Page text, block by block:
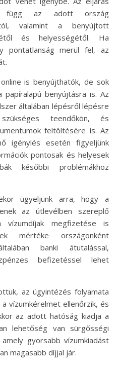
függ az adott ország
valamint a benyújtott
és helyességétől. Ha
pontatlanság merül fel, az
is benyújthatók, de sok
benyújtásra is. Az
általában lépésről lépésre
teendőkön, és
feltöltésére is. Az
igénylés esetén figyeljünk
pontosak és helyesek
későbbi problémákhoz
ügyeljünk arra, hogy a
az útlevélben szereplő
vízumdíjak megfizetése is
mértéke országonként
banki átutalással,
befizetéssel lehet
az ügyintézés folyamata
vízumkérelmet ellenőrzik, és
az adott hatóság kiadja a
lehetőség van sürgősségi
gyorsabb vízumkiadást
magasabb díjjal jár.